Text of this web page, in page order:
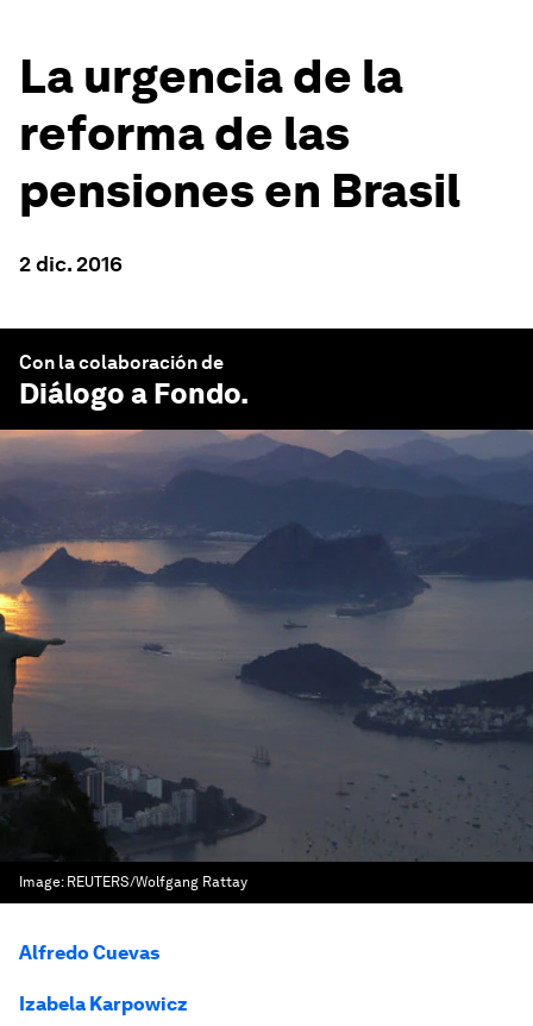
La urgencia de la
reforma de las
pensiones en Brasil
2 dic. 2016
Con la colaboración de
Diálogo a Fondo.
Image: REUTERS/Wolfgang Rattay
Alfredo Cuevas
Izabela Karpowicz